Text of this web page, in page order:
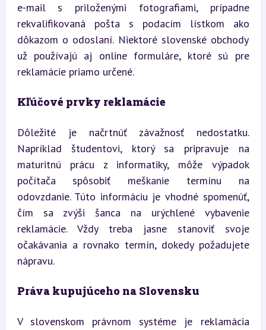
e-mail s priloženými fotografiami, prípadne
rekvalifikovaná pošta s podacím lístkom ako
dôkazom o odoslaní. Niektoré slovenské obchody
už používajú aj online formuláre, ktoré sú pre
reklamácie priamo určené.
Kľúčové prvky reklamácie
Dôležité je načrtnúť závažnosť nedostatku.
Napríklad študentovi, ktorý sa pripravuje na
maturitnú prácu z informatiky, môže výpadok
počítača spôsobiť meškanie termínu na
odovzdanie. Túto informáciu je vhodné spomenúť,
čím sa zvýši šanca na urýchlené vybavenie
reklamácie. Vždy treba jasne stanoviť svoje
očakávania a rovnako termín, dokedy požadujete
nápravu.
Práva kupujúceho na Slovensku
V slovenskom právnom systéme je reklamácia